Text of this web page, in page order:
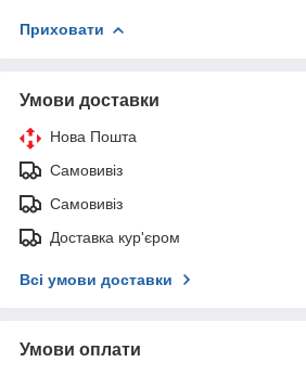
Приховати
Умови доставки
Нова Пошта
Самовивіз
Самовивіз
Доставка кур'єром
Всі умови доставки
Умови оплати